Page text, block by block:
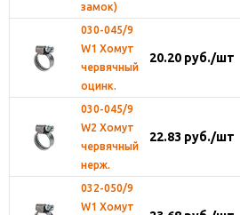
замок)
030-045/9
W1 Хомут
червячный
оцинк.
20.20 руб./шт
030-045/9
W2 Хомут
червячный
нерж.
22.83 руб./шт
032-050/9
W1 Хомут